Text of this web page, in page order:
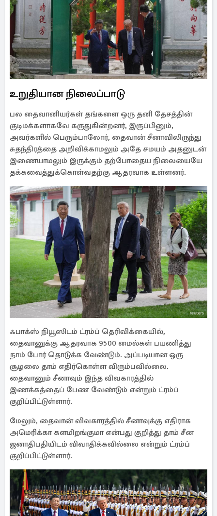
உறுதியான நிலைப்பாடு
பல தைவானியர்கள் தங்களை ஒரு தனி தேசத்தின்
குடிமக்களாகவே கருதுகின்றனர், இருப்பினும்,
அவர்களில் பெரும்பாலோர், தைவான் சீனாவிலிருந்து
சுதந்திரத்தை அறிவிக்காமலும் அதே சமயம் அதனுடன்
இணையாமலும் இருக்கும் தற்போதைய நிலையையே
தக்கவைத்துக்கொள்வதற்கு ஆதரவாக உள்ளனர்.
ஃபாக்ஸ் நியூஸிடம் ட்ரம்ப் தெரிவிக்கையில்,
தைவானுக்கு ஆதரவாக 9500 மைல்கள் பயணித்து
நாம் போர் தொடுக்க வேண்டும். அப்படியான ஒரு
சூழலை தாம் எதிர்கொள்ள விரும்பவில்லை.
தைவானும் சீனாவும் இந்த விவகாரத்தில்
இணக்கத்தைப் பேண வேண்டும் என்றும் ட்ரம்ப்
குறிப்பிட்டுள்ளார்.
மேலும், தைவான் விவகாரத்தில் சீனாவுக்கு எதிராக
அமெரிக்கா களமிறங்குமா என்பது குறித்து தாம் சீன
ஜனாதிபதியிடம் விவாதிக்கவில்லை என்றும் ட்ரம்ப்
குறிப்பிட்டுள்ளார்.